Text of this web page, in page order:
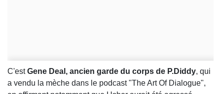
C'estGene Deal, ancien garde du corps de P.Diddy, qui
a vendu la mèche dans le podcast "The Art Of Dialogue",